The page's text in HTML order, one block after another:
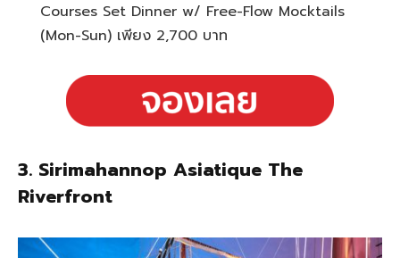
Courses Set Dinner w/ Free-Flow Mocktails
(Mon-Sun) เพียง 2,700 บาท
3. Sirimahannop Asiatique The
Riverfront